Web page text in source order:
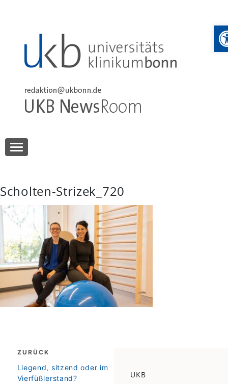
UKB NewsRoom
Scholten-Strizek_720
Beitragsnavigation
ZURÜCK
zurück
Liegend, sitzend oder im
Vierfüßlerstand?
UKB